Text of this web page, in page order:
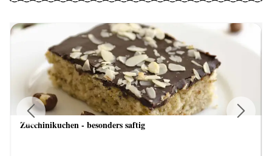
Zucchinikuchen - besonders saftig
Previous